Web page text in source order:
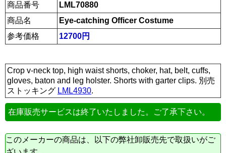
商品番号
LML70880
商品名
Eye-catching Officer Costume
参考価格
12700円
Crop v-neck top, high waist shorts, choker, hat, belt, cuffs,
gloves, baton and leg holster. Shorts with garter clips. 別売
ストッキング LML4930.
在庫販売サービスは終了いたしました。ご了承下さい。
このメーカーの商品は、以下の弊社卸販売先で取扱いがご